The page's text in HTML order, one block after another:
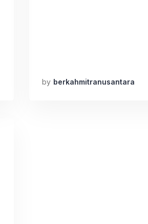
by berkahmitranusantara